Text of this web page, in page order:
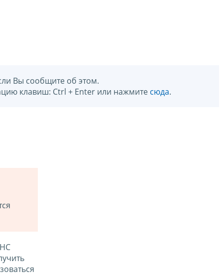
Вы сообщите об этом.
клавиш: Ctrl + Enter или нажмите сюда.